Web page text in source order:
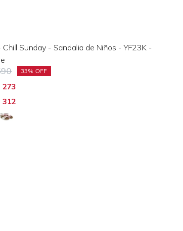
Chill Sunday - Sandalia de Niños - YF23K -
33
273
312